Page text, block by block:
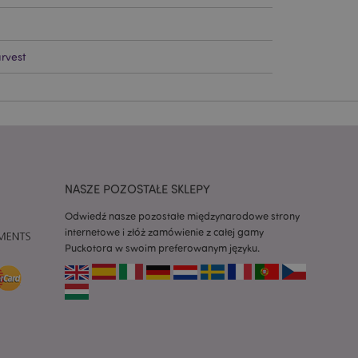
NASZE POZOSTAŁE SKLEPY
Odwiedź nasze pozostałe międzynarodowe strony
internetowe i złóż zamówienie z całej gamy
Puckotora w swoim preferowanym języku.
przez usługę
użytkownika
aby baner
w celu
aplikacje oparte
do
specyficzny dla
jest